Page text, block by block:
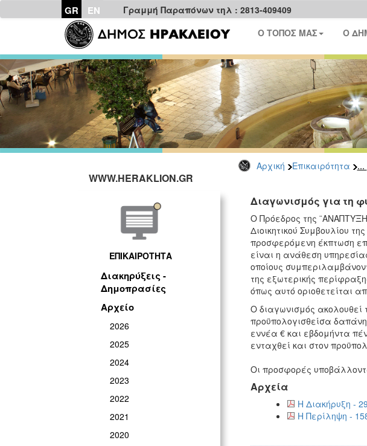
GR EN Γραμμή Παραπόνων τηλ : 2813-409409
Ο ΤΟΠΟΣ ΜΑΣ Ο
Αρχική Επικαιρότητα ...
WWW.HERAKLION.GR
ΕΠΙΚΑΙΡΟΤΗΤΑ
Διακηρύξεις -
Δημοπρασίες
Αρχείο
2026
2025
2024
2023
2022
2021
2020
Διαγωνισμός για τη
Ο Πρόεδρος της
Διοικητικού Συμβουλίου
προσφερόμενη έκπτωση
είναι η ανάθεση
οποίους
της εξωτερικής
όπως αυτό οριοθετείται
Ο διαγωνισμός ακολουθεί
προϋπολογισθείσα
εννέα € και εβδομήντα
ενταχθεί και στον
Οι προσφορές
Αρχεία
Η Διακήρυξη -
Η Περίληψη -